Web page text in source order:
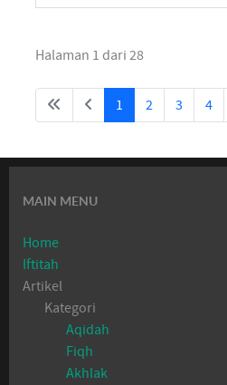
Halaman 1 dari 28
1 2 3 4
MAIN MENU
Home
Iftitah
Artikel
Kategori
Aqidah
Fiqh
Akhlak